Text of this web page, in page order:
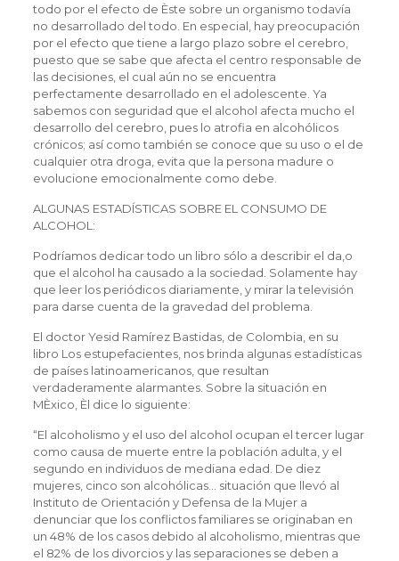
todo por el efecto de Èste sobre un organismo todavía
no desarrollado del todo. En especial, hay preocupación
por el efecto que tiene a largo plazo sobre el cerebro,
puesto que se sabe que afecta el centro responsable de
las decisiones, el cual aún no se encuentra
perfectamente desarrollado en el adolescente. Ya
sabemos con seguridad que el alcohol afecta mucho el
desarrollo del cerebro, pues lo atrofia en alcohólicos
crónicos; así como también se conoce que su uso o el de
cualquier otra droga, evita que la persona madure o
evolucione emocionalmente como debe.
ALGUNAS ESTADÍSTICAS SOBRE EL CONSUMO DE
ALCOHOL:
Podríamos dedicar todo un libro sólo a describir el da‚o
que el alcohol ha causado a la sociedad. Solamente hay
que leer los periódicos diariamente, y mirar la televisión
para darse cuenta de la gravedad del problema.
El doctor Yesid Ramírez Bastidas, de Colombia, en su
libro Los estupefacientes, nos brinda algunas estadísticas
de países latinoamericanos, que resultan
verdaderamente alarmantes. Sobre la situación en
MÈxico, Èl dice lo siguiente:
“El alcoholismo y el uso del alcohol ocupan el tercer lugar
como causa de muerte entre la población adulta, y el
segundo en individuos de mediana edad. De diez
mujeres, cinco son alcohólicas… situación que llevó al
Instituto de Orientación y Defensa de la Mujer a
denunciar que los conflictos familiares se originaban en
un 48% de los casos debido al alcoholismo, mientras que
el 82% de los divorcios y las separaciones se deben a